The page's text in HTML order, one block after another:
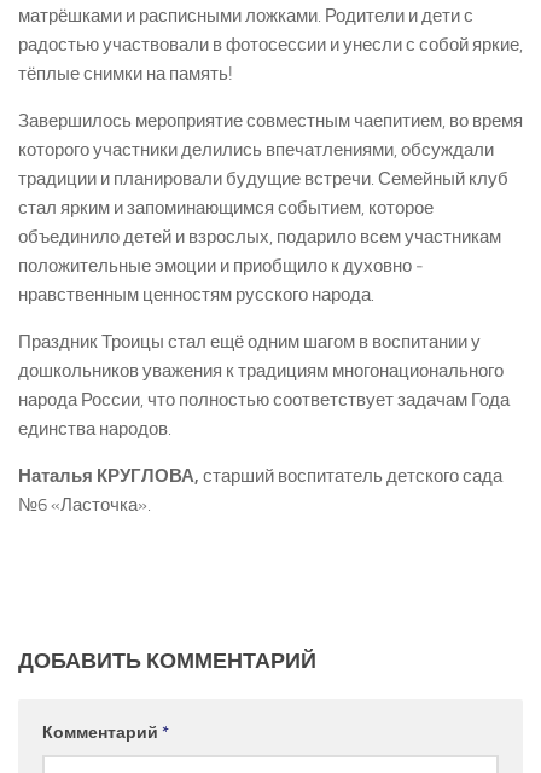
матрёшками и расписными ложками. Родители и дети с
радостью участвовали в фотосессии и унесли с собой яркие,
тёплые снимки на память!
Завершилось мероприятие совместным чаепитием, во время
которого участники делились впечатлениями, обсуждали
традиции и планировали будущие встречи. Семейный клуб
стал ярким и запоминающимся событием, которое
объединило детей и взрослых, подарило всем участникам
положительные эмоции и приобщило к духовно ­
нравственным ценностям русского народа.
Праздник Троицы стал ещё одним шагом в воспитании у
дошкольников уважения к традициям многонационального
народа России, что полностью соответствует задачам Года
единства народов.
Наталья КРУГЛОВА, старший воспитатель детского сада
№6 «Ласточка».
ДОБАВИТЬ КОММЕНТАРИЙ
Комментарий *